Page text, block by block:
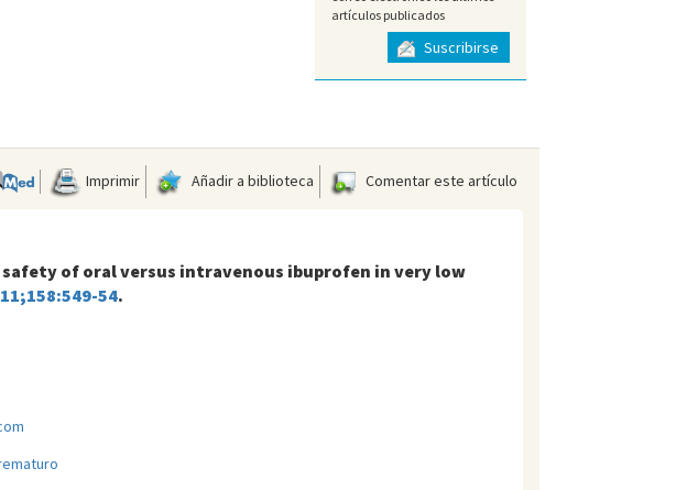
artículos publicados
Suscribirse
Imprimir Añadir a biblioteca Comentar este artículo
safety of oral versus intravenous ibuprofen in very low
54.